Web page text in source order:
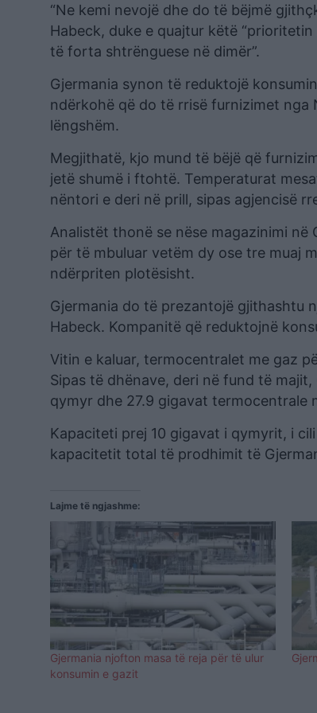
“Ne kemi nevojë dhe do të bëjmë
Habeck, duke e quajtur këtë
të forta shtrënguese në dimër”.
Gjermania synon të reduktojë
ndërkohë që do të rrisë furnizimet
lëngshëm.
Megjithatë, kjo mund të bëjë që
jetë shumë i ftohtë. Temperaturat
nëntori e deri në prill, sipas agjencisë
Analistët thonë se nëse magazinimi
për të mbuluar vetëm dy ose tre muaj
ndërpriten plotësisht.
Gjermania do të prezantojë gjithashtu
Habeck. Kompanitë që reduktojnë
Vitin e kaluar, termocentralet me gaz
Sipas të dhënave, deri në fund të
qymyr dhe 27.9 gigavat termocentrale
Kapaciteti prej 10 gigavat i qymyrit, i
kapacitetit total të prodhimit të
Lajme të ngjashme:
Gjermania njofton masa të reja për të ulur
konsumin e gazit